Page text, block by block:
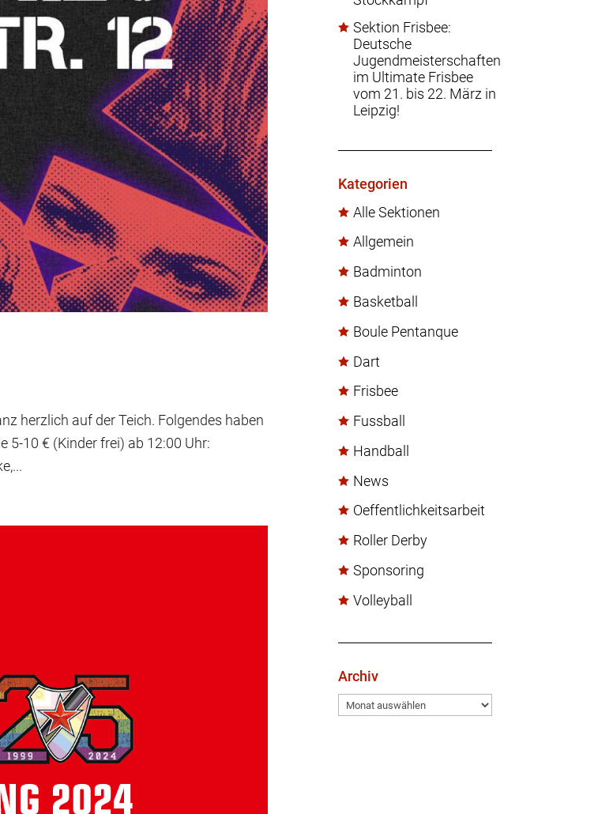
herzlich auf der Teich. Folgendes haben
5-10 € (Kinder frei) ab 12:00 Uhr:
Sektion Frisbee:
Deutsche
Jugendmeisterschaften
im Ultimate Frisbee
vom 21. bis 22. März in
Leipzig!
Kategorien
Alle Sektionen
Allgemein
Badminton
Basketball
Boule Pentanque
Dart
Frisbee
Fussball
Handball
News
Oeffentlichkeitsarbeit
Roller Derby
Sponsoring
Volleyball
Archiv
Archiv